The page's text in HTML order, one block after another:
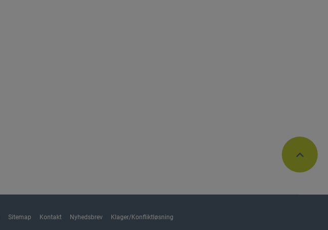
Sitemap Kontakt Nyhedsbrev Klager/Konfliktløsning